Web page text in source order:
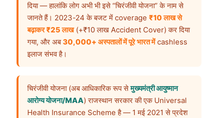
दिया — हालांकि लोग अभी भी इसे “चिरंजीवी योजना” के नाम से
जानते हैं। 2023-24 के बजट में coverage ₹10 लाख से
बढ़ाकर ₹25 लाख(+₹10 लाख Accident Cover) कर दिया
गया, और अब30,000+ अस्पतालों में पूरे भारत मेंcashless
इलाज संभव है।
चिरंजीवी योजना (अब आधिकारिक रूप सेमुख्यमंत्री आयुष्मान
आरोग्य योजना/MAA) राजस्थान सरकार की एक Universal
Health Insurance Scheme है — 1 मई 2021 से प्रदेश